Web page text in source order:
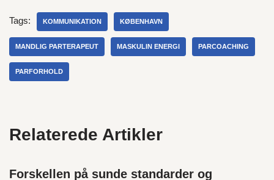
Tags: KOMMUNIKATION KØBENHAVN
MANDLIG PARTERAPEUT MASKULIN ENERGI PARCOACHING
PARFORHOLD
Relaterede Artikler
Forskellen på sunde standarder og